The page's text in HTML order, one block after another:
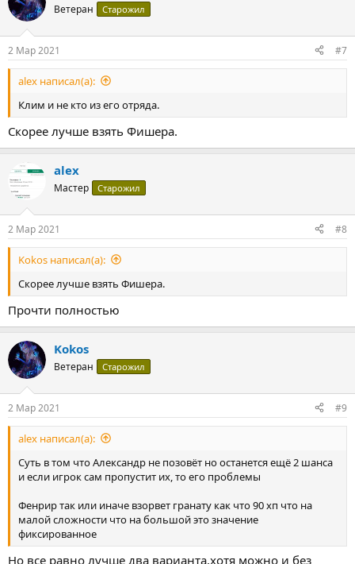
Ветеран Старожил
2 Мар 2021 #7
alex написал(а):
Клим и не кто из его отряда.
Скорее лучше взять Фишера.
alex
Мастер Старожил
2 Мар 2021 #8
Kokos написал(а):
Скорее лучше взять Фишера.
Прочти полностью
Kokos
Ветеран Старожил
2 Мар 2021 #9
alex написал(а):
Суть в том что Александр не позовёт но останется ещё 2 шанса
и если игрок сам пропустит их, то его проблемы
Фенрир так или иначе взорвет гранату как что 90 хп что на
малой сложности что на большой это значение
фиксированное
Но все равно лучше два варианта,хотя можно и без